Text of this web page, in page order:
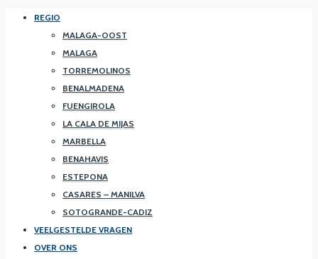
REGIO
MALAGA-OOST
MALAGA
TORREMOLINOS
BENALMADENA
FUENGIROLA
LA CALA DE MIJAS
MARBELLA
BENAHAVIS
ESTEPONA
CASARES – MANILVA
SOTOGRANDE-CADIZ
VEELGESTELDE VRAGEN
OVER ONS